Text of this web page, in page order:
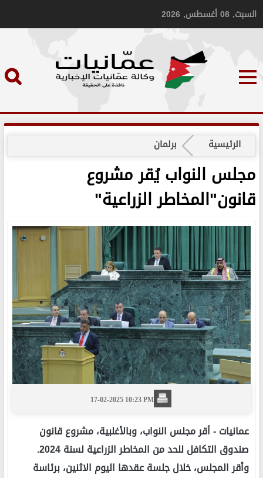
السبت, 08 أغسطس, 2026
الرئيسية برلمان
مجلس النواب يُقر مشروع
قانون"المخاطر الزراعية"
17-02-2025 10:23 PM
عمانيات -أقر مجلس النواب، وبالأغلبية، مشروع قانون
صندوق التكافل للحد من المخاطر الزراعية لسنة 2024.
وأقر المجلس، خلال جلسة عقدها اليوم الاثنين، برئاسة